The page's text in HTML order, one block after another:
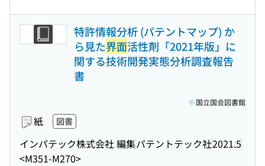
特許情報分析 (パテントマップ) か
ら見た界面活性剤「2021年版」に
関する技術開発実態分析調査報告
書
紙 図書
インパテック株式会社 編集パテントテック社2021.5
<M351-M270>
国立国会図書館